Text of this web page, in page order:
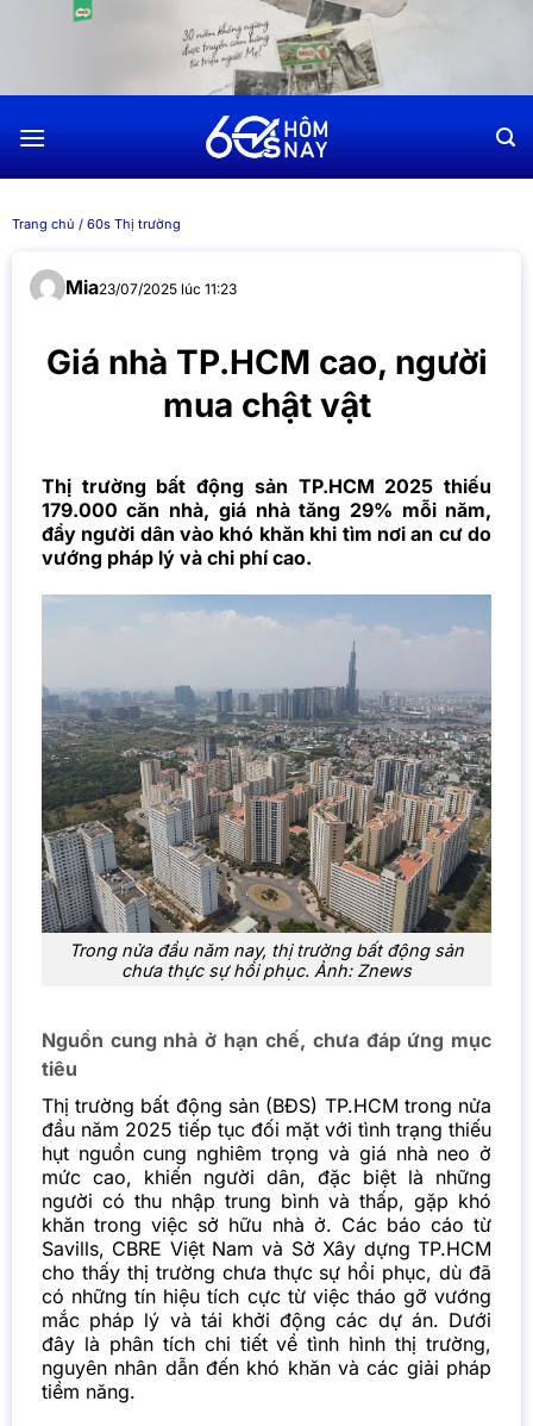
dung
Trang chủ / 60s Thị trường
Mia23/07/2025 lúc 11:23
Giá nhà TP.HCM cao, người
mua chật vật
Thị trường bất động sản TP.HCM 2025 thiếu
179.000 căn nhà, giá nhà tăng 29% mỗi năm,
đẩy người dân vào khó khăn khi tìm nơi an cư do
vướng pháp lý và chi phí cao.
Trong nửa đầu năm nay, thị trường bất động sản
chưa thực sự hồi phục. Ảnh: Znews
Nguồn cung nhà ở hạn chế, chưa đáp ứng mục
tiêu
Thị trường bất động sản (BĐS) TP.HCM trong nửa
đầu năm 2025 tiếp tục đối mặt với tình trạng thiếu
hụt nguồn cung nghiêm trọng và giá nhà neo ở
mức cao, khiến người dân, đặc biệt là những
người có thu nhập trung bình và thấp, gặp khó
khăn trong việc sở hữu nhà ở. Các báo cáo từ
Savills, CBRE Việt Nam và Sở Xây dựng TP.HCM
cho thấy thị trường chưa thực sự hồi phục, dù đã
có những tín hiệu tích cực từ việc tháo gỡ vướng
mắc pháp lý và tái khởi động các dự án. Dưới
đây là phân tích chi tiết về tình hình thị trường,
nguyên nhân dẫn đến khó khăn và các giải pháp
tiềm năng.